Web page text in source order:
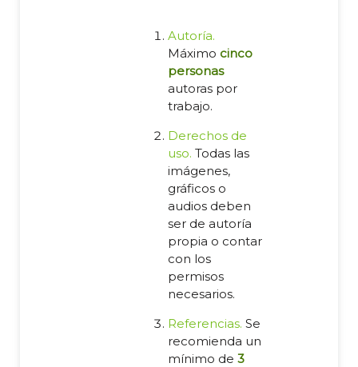
Autoría.
Máximo cinco
personas
autoras por
trabajo.
Derechos de
uso. Todas las
imágenes,
gráficos o
audios deben
ser de autoría
propia o contar
con los
permisos
necesarios.
Referencias. Se
recomienda un
mínimo de 3